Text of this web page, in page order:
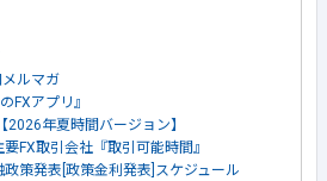
ルマガ
FXアプリ』
年夏時間バージョン】
FX取引会社『取引可能時間』
策発表[政策金利発表]スケジュール